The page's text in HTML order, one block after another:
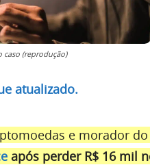
caso (reprodução)
atualizado.
e morador do
após perder R$ 16 mil